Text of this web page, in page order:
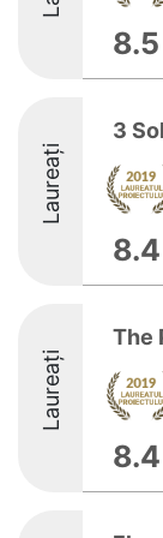
8.5
Laureați
3
8.4
Laureați
The
8.4